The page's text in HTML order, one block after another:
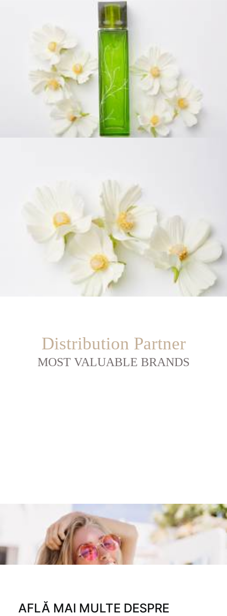
Distribution Partner
MOST VALUABLE BRANDS
AFLĂ MAI MULTE DESPRE